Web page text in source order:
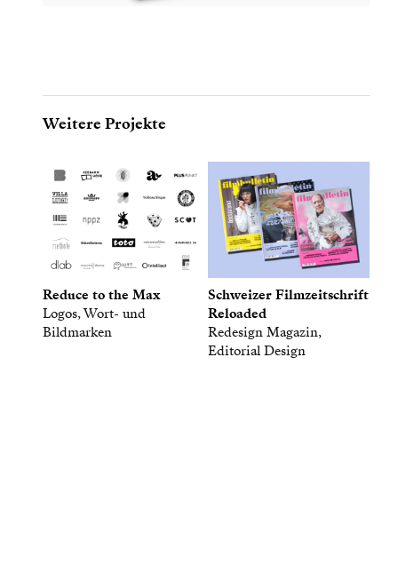
Weitere Projekte
Reduce to the Max
Logos, Wort- und
Bildmarken
Schweizer Filmzeitschrift
Reloaded
Redesign Magazin,
Editorial Design